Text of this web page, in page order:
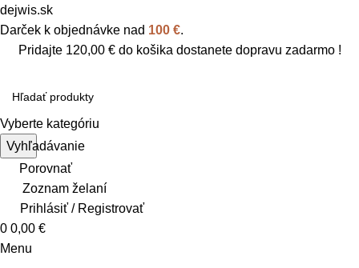
dejwis.sk
Darček k objednávke nad 100 €.
Pridajte 120,00 €do košika dostanete dopravu zadarmo !
Vyberte kategóriu
Vyhľadávanie
Porovnať
Zoznam želaní
Prihlásiť / Registrovať
0 0,00 €
Menu